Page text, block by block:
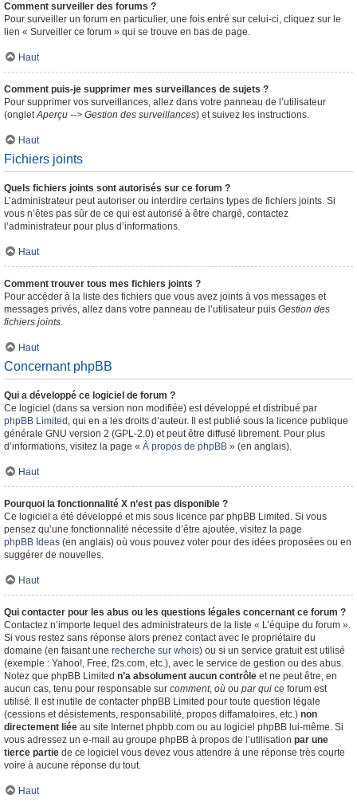
Comment surveiller des forums ?
Pour surveiller un forum en particulier, une fois entré sur celui-ci, cliquez sur le
lien « Surveiller ce forum » qui se trouve en bas de page.
Haut
Comment puis-je supprimer mes surveillances de sujets ?
Pour supprimer vos surveillances, allez dans votre panneau de l’utilisateur
(ongletAperçu --> Gestion des surveillances) et suivez les instructions.
Haut
Fichiers joints
Quels fichiers joints sont autorisés sur ce forum ?
L’administrateur peut autoriser ou interdire certains types de fichiers joints. Si
vous n’êtes pas sûr de ce qui est autorisé à être chargé, contactez
l’administrateur pour plus d’informations.
Haut
Comment trouver tous mes fichiers joints ?
Pour accéder à la liste des fichiers que vous avez joints à vos messages et
messages privés, allez dans votre panneau de l’utilisateur puis Gestion des
fichiers joints.
Haut
Concernant phpBB
Qui a développé ce logiciel de forum ?
Ce logiciel (dans sa version non modifiée) est développé et distribué par
phpBB Limited , qui en a les droits d’auteur. Il est publié sous la licence publique
générale GNU version 2 (GPL-2.0) et peut être diffusé librement. Pour plus
d’informations, visitez la page « À propos de phpBB » (en anglais).
Haut
Pourquoi la fonctionnalité X n’est pas disponible ?
Ce logiciel a été développé et mis sous licence par phpBB Limited. Si vous
pensez qu’une fonctionnalité nécessite d’être ajoutée, visitez la page
phpBB Ideas (en anglais) où vous pouvez voter pour des idées proposées ou en
suggérer de nouvelles.
Haut
Qui contacter pour les abus ou les questions légales concernant ce forum ?
Contactez n’importe lequel des administrateurs de la liste « L’équipe du forum ».
Si vous restez sans réponse alors prenez contact avec le propriétaire du
domaine (en faisant une recherche sur whois) ou si un service gratuit est utilisé
(exemple : Yahoo!, Free, f2s.com, etc.), avec le service de gestion ou des abus.
Notez que phpBB Limited n’a absolument aucun contrôle et ne peut être, en
aucun cas, tenu pour responsable sur comment, où ou par qui ce forum est
utilisé. Il est inutile de contacter phpBB Limited pour toute question légale
(cessions et désistements, responsabilité, propos diffamatoires, etc.) non
directement liée au site Internet phpbb.com ou au logiciel phpBB lui-même. Si
vous adressez un e-mail au groupe phpBB à propos de l’utilisation par une
tierce partie de ce logiciel vous devez vous attendre à une réponse très courte
voire à aucune réponse du tout.
Haut